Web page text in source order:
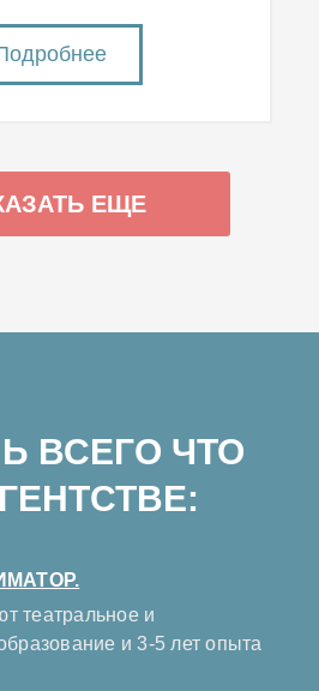
ЕЩЕ
ВСЕГО ЧТО
театральное и
и 3-5 лет опыта